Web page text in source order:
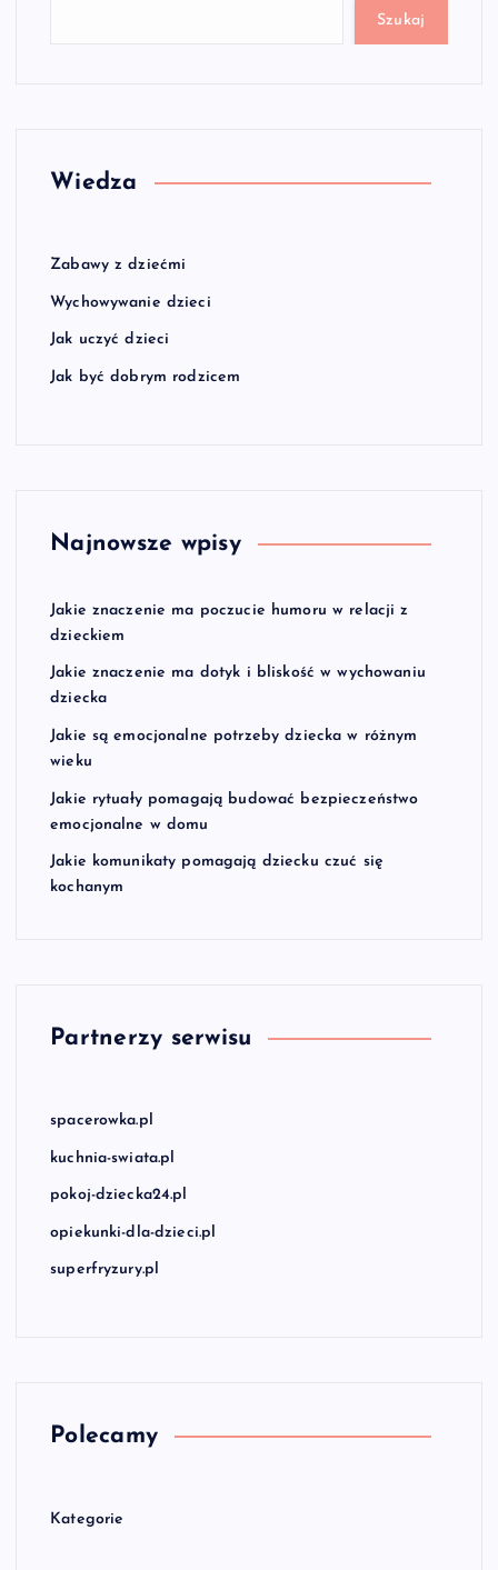
Szukaj
Wiedza
Zabawy z dziećmi
Wychowywanie dzieci
Jak uczyć dzieci
Jak być dobrym rodzicem
Najnowsze wpisy
Jakie znaczenie ma poczucie humoru w relacji z
dzieckiem
Jakie znaczenie ma dotyk i bliskość w wychowaniu
dziecka
Jakie są emocjonalne potrzeby dziecka w różnym
wieku
Jakie rytuały pomagają budować bezpieczeństwo
emocjonalne w domu
Jakie komunikaty pomagają dziecku czuć się
kochanym
Partnerzy serwisu
spacerowka.pl
kuchnia-swiata.pl
pokoj-dziecka24.pl
opiekunki-dla-dzieci.pl
superfryzury.pl
Polecamy
Kategorie